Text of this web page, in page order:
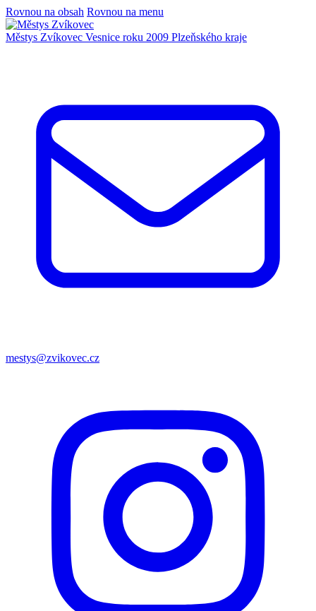
Rovnou na obsah Rovnou na menu
Městys Zvíkovec Vesnice roku 2009 Plzeňského kraje
mestys@zvikovec.cz